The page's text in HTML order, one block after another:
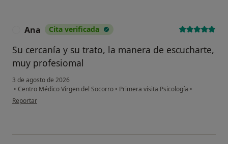
Ana Cita verificada
Su cercanía y su trato, la manera de escucharte,
muy profesiomal
3 de agosto de 2026
• Centro Médico Virgen del Socorro • Primera visita Psicología •
en opinión del usuario Ana
Reportar